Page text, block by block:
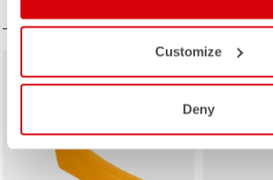
Customize
Deny